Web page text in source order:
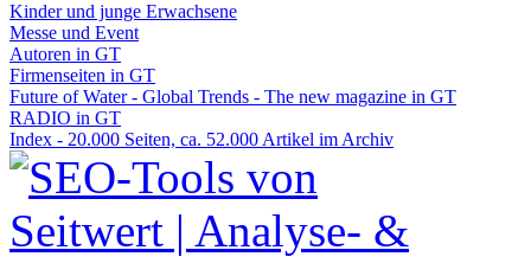
Kinder und junge Erwachsene
Messe und Event
Autoren in GT
Firmenseiten in GT
Future of Water - Global Trends - The new magazine in GT
RADIO in GT
Index - 20.000 Seiten, ca. 52.000 Artikel im Archiv